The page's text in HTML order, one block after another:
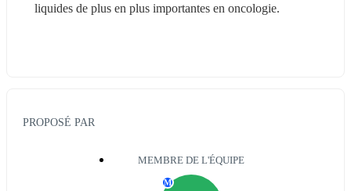
liquides de plus en plus importantes en oncologie.
PROPOSÉ PAR
MEMBRE DE L'ÉQUIPE
M